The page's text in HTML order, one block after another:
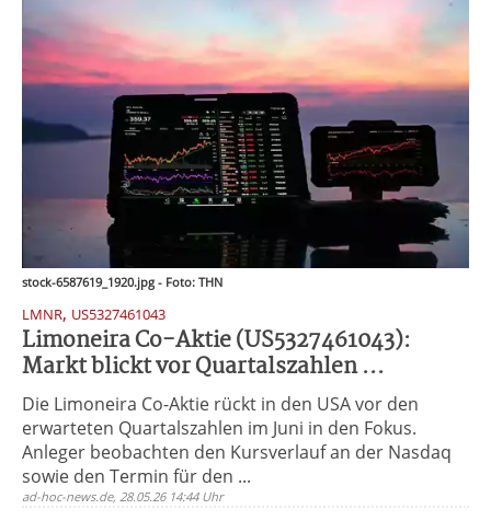
stock-6587619_1920.jpg - Foto: THN
LMNR, US5327461043
Limoneira Co-Aktie (US5327461043):
Markt blickt vor Quartalszahlen ...
Die Limoneira Co-Aktie rückt in den USA vor den
erwarteten Quartalszahlen im Juni in den Fokus.
Anleger beobachten den Kursverlauf an der Nasdaq
sowie den Termin für den ...
ad-hoc-news.de, 28.05.26 14:44 Uhr